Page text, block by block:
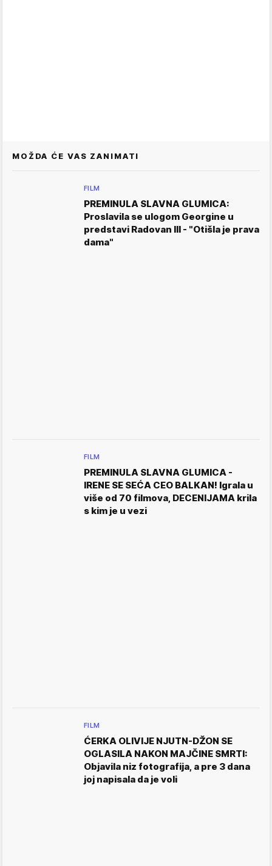
MOŽDA ĆE VAS ZANIMATI
FILM
PREMINULA SLAVNA GLUMICA:
Proslavila se ulogom Georgine u
predstavi Radovan III - "Otišla je prava
dama"
FILM
PREMINULA SLAVNA GLUMICA -
IRENE SE SEĆA CEO BALKAN! Igrala u
više od 70 filmova, DECENIJAMA krila
s kim je u vezi
FILM
ĆERKA OLIVIJE NJUTN-DŽON SE
OGLASILA NAKON MAJČINE SMRTI:
Objavila niz fotografija, a pre 3 dana
joj napisala da je voli